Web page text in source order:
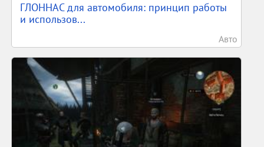
ГЛОННАС для автомобиля: принцип работы
и использов...
Авто